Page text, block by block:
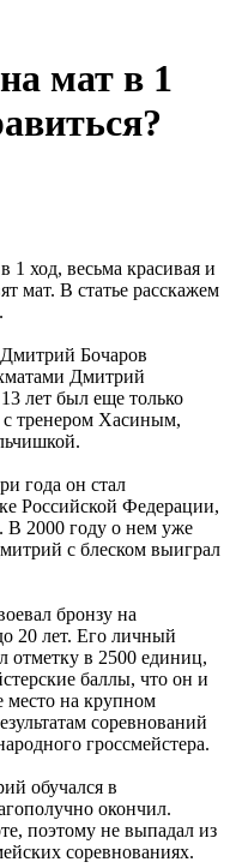
мат в 1
1 ход, весьма красивая и
мат. В статье расскажем
Бочаров
Дмитрий
лет был еще только
с тренером Хасиным,
года он стал
Российской Федерации,
В 2000 году о нем уже
с блеском выиграл
бронзу на
20 лет. Его личный
отметку в 2500 единиц,
баллы, что он и
место на крупном
соревнований
гроссмейстера.
обучался в
окончил.
поэтому не выпадал из
соревнованиях.